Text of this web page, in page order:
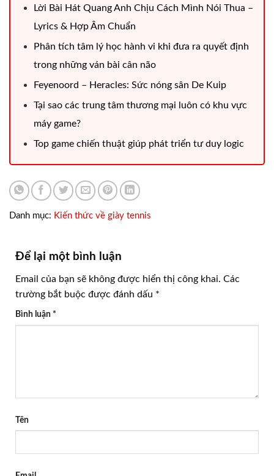
Lời Bài Hát Quang Anh Chịu Cách Mình Nói Thua –
Lyrics & Hợp Âm Chuẩn
Phân tích tâm lý học hành vi khi đưa ra quyết định
trong những ván bài cân não
Feyenoord – Heracles: Sức nóng sân De Kuip
Tại sao các trung tâm thương mại luôn có khu vực
máy game?
Top game chiến thuật giúp phát triển tư duy logic
Danh mục: Kiến thức về giày tennis
Để lại một bình luận
Email của bạn sẽ không được hiển thị công khai. Các
trường bắt buộc được đánh dấu *
Bình luận *
Tên